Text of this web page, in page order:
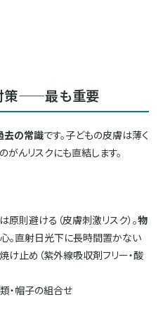
策——最も重要
去の常識です。子どもの皮膚は薄く
んリスクにも直結します。
原則避ける（皮膚刺激リスク）。物
。直射日光下に長時間置かない
け止め（紫外線吸収剤フリー・酸
・帽子の組合せ